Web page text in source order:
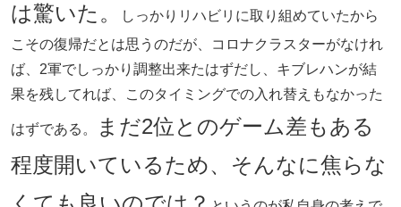
は驚いた。
しっかりリハビリに取り組めていたから
こその復帰だとは思うのだが、コロナクラスターがなけれ
ば、2軍でしっかり調整出来たはずだし、キブレハンが結
果を残してれば、このタイミングでの入れ替えもなかった
はずである。
まだ2位とのゲーム差もある
程度開いているため、そんなに焦らな